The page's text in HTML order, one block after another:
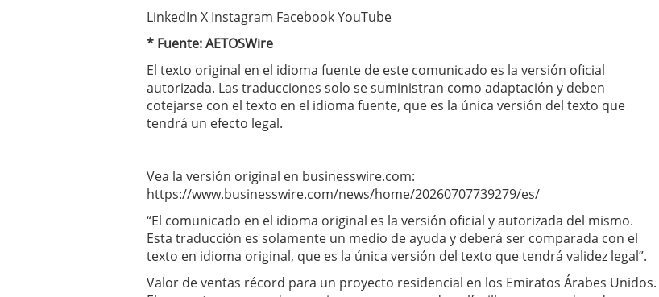
LinkedIn X Instagram Facebook YouTube
* Fuente:AETOSWire
El texto original en el idioma fuente de este comunicado es la versión oficial
autorizada. Las traducciones solo se suministran como adaptación y deben
cotejarse con el texto en el idioma fuente, que es la única versión del texto que
tendrá un efecto legal.
Vea la versión original en businesswire.com:
https://www.businesswire.com/news/home/20260707739279/es/
“El comunicado en el idioma original es la versión oficial y autorizada del mismo.
Esta traducción es solamente un medio de ayuda y deberá ser comparada con el
texto en idioma original, que es la única versión del texto que tendrá validez legal”.
Valor de ventas récord para un proyecto residencial en los Emiratos Árabes Unidos.